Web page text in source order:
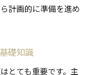
多い書類トラブル
質問と解決方法
のポイント
計画的に準備を進め
礎知識
とても重要です。主